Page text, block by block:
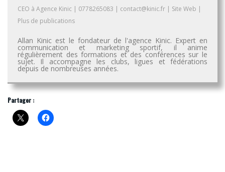
CEO à Agence Kinic | 0778265083 | contact@kinic.fr | Site Web |
Plus de publications
Allan Kinic est le fondateur de l'agence Kinic. Expert en
communication et marketing sportif, il anime
régulièrement des formations et des conférences sur le
sujet. Il accompagne les clubs, ligues et fédérations
depuis de nombreuses années.
Partager :